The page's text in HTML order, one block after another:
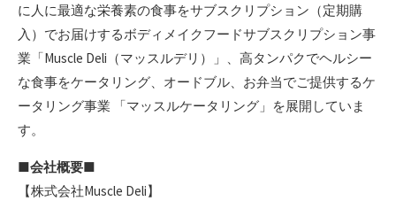
に人に最適な栄養素の食事をサブスクリプション（定期購
入）でお届けするボディメイクフードサブスクリプション事
業「Muscle Deli（マッスルデリ）」、高タンパクでヘルシー
な食事をケータリング、オードブル、お弁当でご提供するケ
ータリング事業 「マッスルケータリング」を展開していま
す。
■会社概要■
【株式会社Muscle Deli】